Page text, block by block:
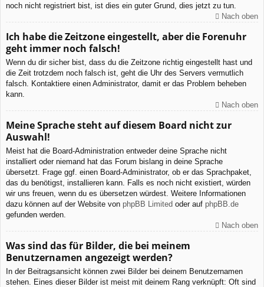
noch nicht registriert bist, ist dies ein guter Grund, dies jetzt zu tun.
Nach oben
Ich habe die Zeitzone eingestellt, aber die Forenuhr
geht immer noch falsch!
Wenn du dir sicher bist, dass du die Zeitzone richtig eingestellt hast und
die Zeit trotzdem noch falsch ist, geht die Uhr des Servers vermutlich
falsch. Kontaktiere einen Administrator, damit er das Problem beheben
kann.
Nach oben
Meine Sprache steht auf diesem Board nicht zur
Auswahl!
Meist hat die Board-Administration entweder deine Sprache nicht
installiert oder niemand hat das Forum bislang in deine Sprache
übersetzt. Frage ggf. einen Board-Administrator, ob er das Sprachpaket,
das du benötigst, installieren kann. Falls es noch nicht existiert, würden
wir uns freuen, wenn du es übersetzen würdest. Weitere Informationen
dazu können auf der Website von phpBB Limited oder auf phpBB.de
gefunden werden.
Nach oben
Was sind das für Bilder, die bei meinem
Benutzernamen angezeigt werden?
In der Beitragsansicht können zwei Bilder bei deinem Benutzernamen
stehen. Eines dieser Bilder ist meist mit deinem Rang verknüpft: Oft sind